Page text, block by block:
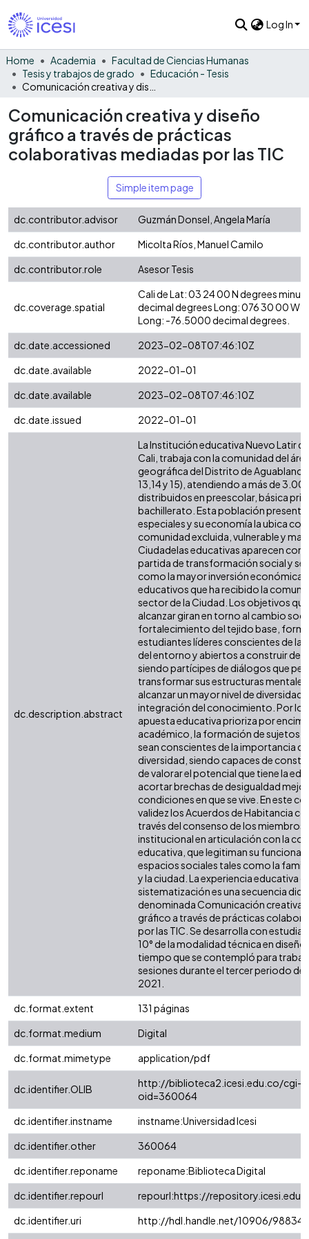
Log In
Home Academia
Facultad de Ciencias Humanas
Tesis y trabajos de grado
Educación - Tesis
Comunicación creativa y diseño
gráfico a través de prácticas
colaborativas mediadas por las TIC
Simple item page
dc.contributor.advisor
Guzmán Donsel, Angela María
dc.contributor.author
Micolta Ríos, Manuel Camilo
dc.contributor.role
Asesor Tesis
dc.coverage.spatial
Cali de Lat: 03 24 00 N degrees
decimal degrees Long: 076 30 00 W
Long: -76.5000 decimal degrees.
dc.date.accessioned
2023-02-08T07:46:10Z
dc.date.available
2022-01-01
dc.date.available
2023-02-08T07:46:10Z
dc.date.issued
2022-01-01
dc.description.abstract
La Institución educativa Nuevo Latir
Cali, trabaja con la comunidad del
geográfica del Distrito de
13,14 y 15), atendiendo a más de
distribuidos en preescolar, básica
bachillerato. Esta población
especiales y su economía la ubica
comunidad excluida, vulnerable y
Ciudadelas educativas aparecen
partida de transformación social y se
como la mayor inversión económica
educativos que ha recibido la
sector de la Ciudad. Los objetivos
alcanzar giran en torno al cambio
fortalecimiento del tejido base,
estudiantes líderes conscientes de
del entorno y abiertos a construir
siendo partícipes de diálogos que
transformar sus estructuras mentales
alcanzar un mayor nivel de
integración del conocimiento. Por lo
apuesta educativa prioriza por
académico, la formación de sujetos
sean conscientes de la importancia
diversidad, siendo capaces de
de valorar el potencial que tiene la
acortar brechas de desigualdad
condiciones en que se vive. En este
validez los Acuerdos de Habitancia
través del consenso de los miembros
institucional en articulación con la
educativa, que legitiman su
espacios sociales tales como la
y la ciudad. La experiencia educativa
sistematización es una secuencia
denominada Comunicación creativa
gráfico a través de prácticas
por las TIC. Se desarrolla con
10° de la modalidad técnica en diseño
tiempo que se contempló para
sesiones durante el tercer periodo
2021.
dc.format.extent
131 páginas
dc.format.medium
Digital
dc.format.mimetype
application/pdf
dc.identifier.OLIB
http://biblioteca2.icesi.edu.co/cgi-
oid=360064
dc.identifier.instname
instname:Universidad Icesi
dc.identifier.other
360064
dc.identifier.reponame
reponame:Biblioteca Digital
dc.identifier.repourl
repourl:https://
dc.identifier.uri
http://hdl.handle.net/10906/98834